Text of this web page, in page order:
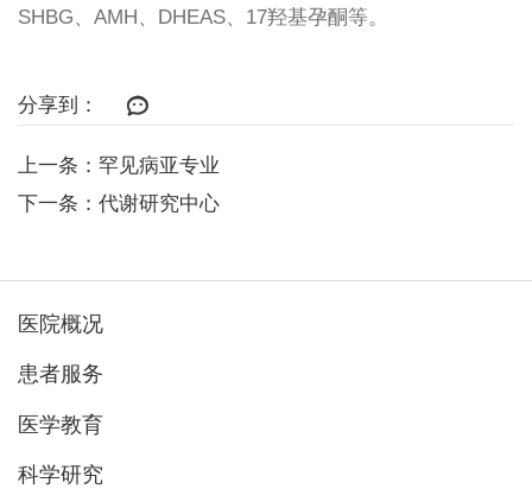
SHBG、AMH、DHEAS、17羟基孕酮等。
分享到：
上一条：罕见病亚专业
下一条：代谢研究中心
医院概况
患者服务
医学教育
科学研究